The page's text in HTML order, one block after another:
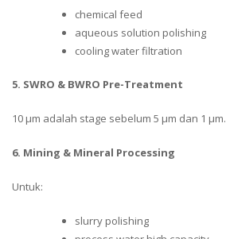
chemical feed
aqueous solution polishing
cooling water filtration
5. SWRO & BWRO Pre-Treatment
10 µm adalah stage sebelum 5 µm dan 1 µm.
6. Mining & Mineral Processing
Untuk:
slurry polishing